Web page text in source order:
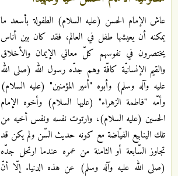
عاش الإمام الحسن (عليه السلام) الطفولة بأسعد ما
يمكنه أن يعيشها طفل في العالم، فقد كان بين أناس
يختصرون في نفوسهم كلّ معاني الإيمان والأخلاق
والقيم الإنسانيّة كافّة وهم جدّه رسول الله (صلى الله
عليه وآله وسلم) وأبوه "أمير المؤمنين" (عليه السلام)
وأمّه "فاطمة الزهراء" (عليها السلام) وأخوه الإمام
الحسين (عليه السلام)، وارتوت نفسه ونفس أخيه من
تلك الينابيع الفيّاضة مع كونه حديث السّن ولم يكن قد
تجاوز السّابعة أو الثامنة من عمره عندما ارتحل جدّه
(صلى الله عليه وآله وسلم) عن هذه الدنيا. إلّا أنّ